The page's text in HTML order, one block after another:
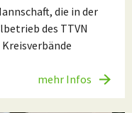
die in der
des TTVN
mehr Infos